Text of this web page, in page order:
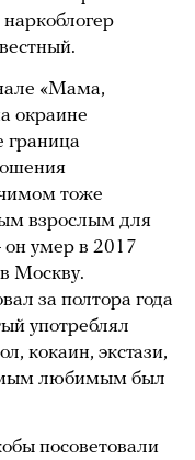
«Мама,
окраине
граница
тоже
взрослым для
умер в 2017
Москву.
за полтора года
употреблял
кокаин, экстази,
любимым был
посоветовали